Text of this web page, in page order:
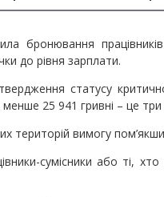
бронювання
до рівня зарплати.
статусу
25 941 гривні – це три
територій вимогу
сумісники або ті,